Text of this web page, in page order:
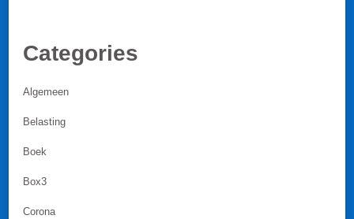
Categories
Algemeen
Belasting
Boek
Box3
Corona